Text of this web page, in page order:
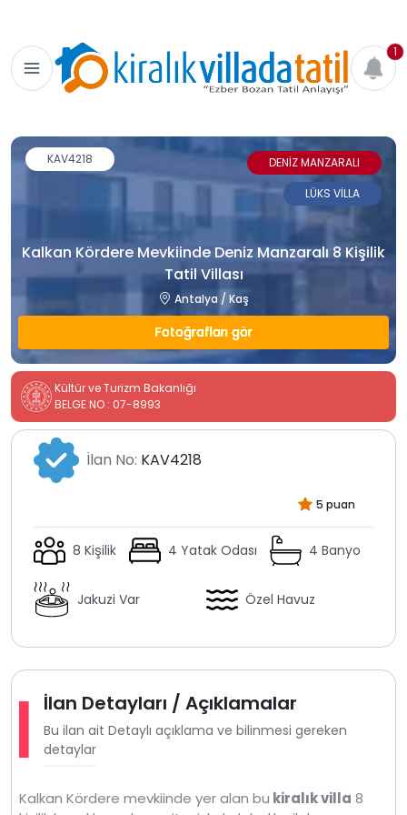
1
Kalkan Kördere Mevkiinde Deniz Manzaralı 8 Kişilik
Tatil Villası
Antalya / Kaş
Fotoğrafları gör
KAV4218
DENİZ MANZARALI
LÜKS VİLLA
Kültür ve Turizm Bakanlığı
BELGE NO : 07-8993
İlan No: KAV4218
5 puan
8 Kişilik 4 Yatak Odası 4 Banyo
Jakuzi Var Özel Havuz
İlan Detayları / Açıklamalar
Bu ilan ait Detaylı açıklama ve bilinmesi gereken
detaylar
Kalkan Kördere mevkiinde yer alan bu kiralık villa 8